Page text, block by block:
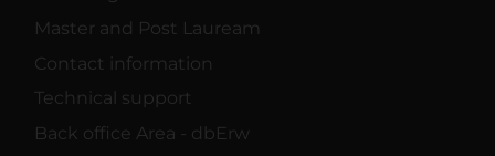
Master and Post Lauream
Contact information
Technical support
Back office Area - dbErw